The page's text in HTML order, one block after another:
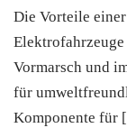
Die Vorteile
Vormarsch und
für
Komponente